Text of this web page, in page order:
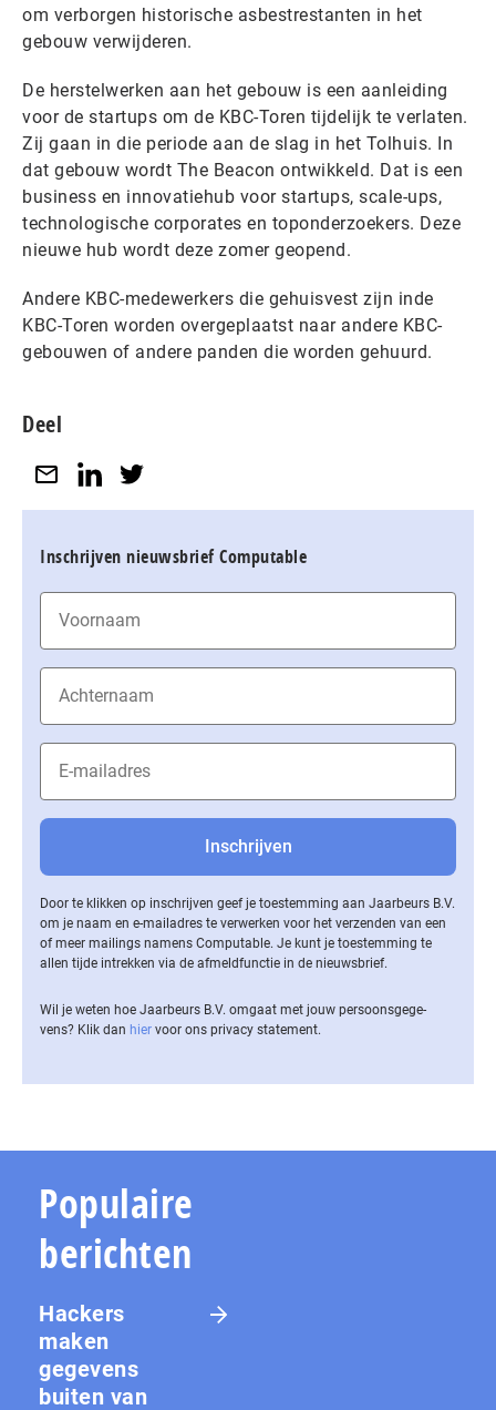
om verborgen historische asbestrestanten in het
gebouw verwijderen.
De herstelwerken aan het gebouw is een aanleiding
voor de startups om de KBC-Toren tijdelijk te verlaten.
Zij gaan in die periode aan de slag in het Tolhuis. In
dat gebouw wordt The Beacon ontwikkeld. Dat is een
business en innovatiehub voor startups, scale-ups,
technologische corporates en toponderzoekers. Deze
nieuwe hub wordt deze zomer geopend.
Andere KBC-medewerkers die gehuisvest zijn inde
KBC-Toren worden overgeplaatst naar andere KBC-
gebouwen of andere panden die worden gehuurd.
Deel
Inschrijven nieuwsbrief Computable
Door te klikken op inschrijven geef je toestemming aan Jaarbeurs B.V.
om je naam en e-mailadres te verwerken voor het verzenden van een
of meer mailings namens Computable. Je kunt je toestemming te
allen tijde intrekken via de af­meld­func­tie in de nieuwsbrief.
Wil je weten hoe Jaarbeurs B.V. omgaat met jouw per­soons­ge­ge­
vens? Klik dan hier voor ons privacy statement.
Populaire
berichten
Hackers
maken
gegevens
buiten van